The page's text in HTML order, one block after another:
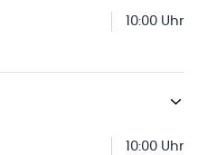
10:00 Uhr
10:00 Uhr